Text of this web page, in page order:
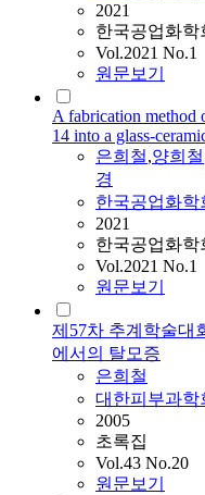
2021
한국공업화학
Vol.2021 No.1
원문보기
A fabrication method
14 into a glass-
은희철,양희철
경
한국공업화학
2021
한국공업화학
Vol.2021 No.1
원문보기
제57차 추계학술대
에서의 탈모증
은희철
대한피부과학
2005
초록집
Vol.43 No.20
원문보기